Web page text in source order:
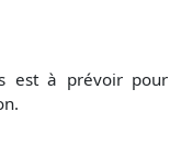
est à prévoir pour